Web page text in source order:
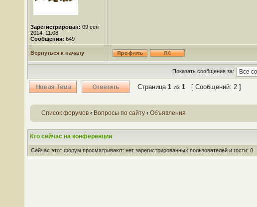
Зарегистрирован: 09 сен
2014, 11:08
Сообщения: 649
Вернуться к началу
Показать сообщения за:
Страница 1 из 1 [ Сообщений: 2 ]
Список форумов ‹ Вопросы по сайту ‹ Объявления
Кто сейчас на конференции
Сейчас этот форум просматривают: нет зарегистрированных пользователей и гости: 0